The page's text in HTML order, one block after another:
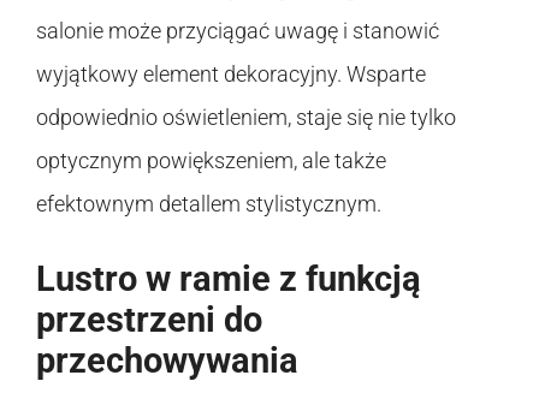
salonie może przyciągać uwagę i stanowić
wyjątkowy element dekoracyjny. Wsparte
odpowiednio oświetleniem, staje się nie tylko
optycznym powiększeniem, ale także
efektownym detallem stylistycznym.
Lustro w ramie z funkcją
przestrzeni do
przechowywania